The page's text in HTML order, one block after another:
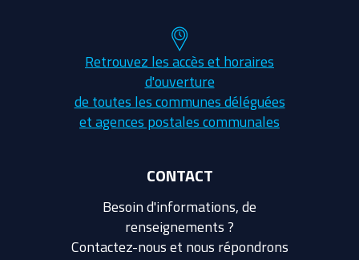
Retrouvez les accès et horaires
d'ouverture
de toutes les communes déléguées
et agences postales communales
CONTACT
Besoin d'informations, de
renseignements ?
Contactez-nous et nous répondrons